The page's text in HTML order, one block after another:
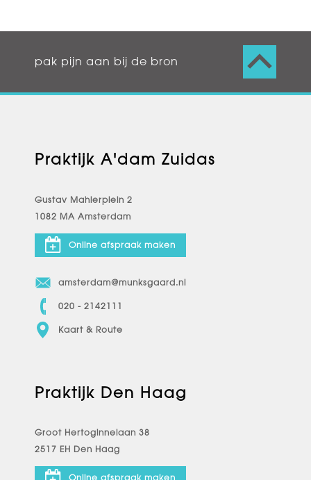
pak pijn aan bij de bron
Praktijk A'dam Zuidas
Gustav Mahlerplein 2
1082 MA Amsterdam
Online afspraak maken
amsterdam@munksgaard.nl
020 - 2142111
Kaart & Route
Praktijk Den Haag
Groot Hertoginnelaan 38
2517 EH Den Haag